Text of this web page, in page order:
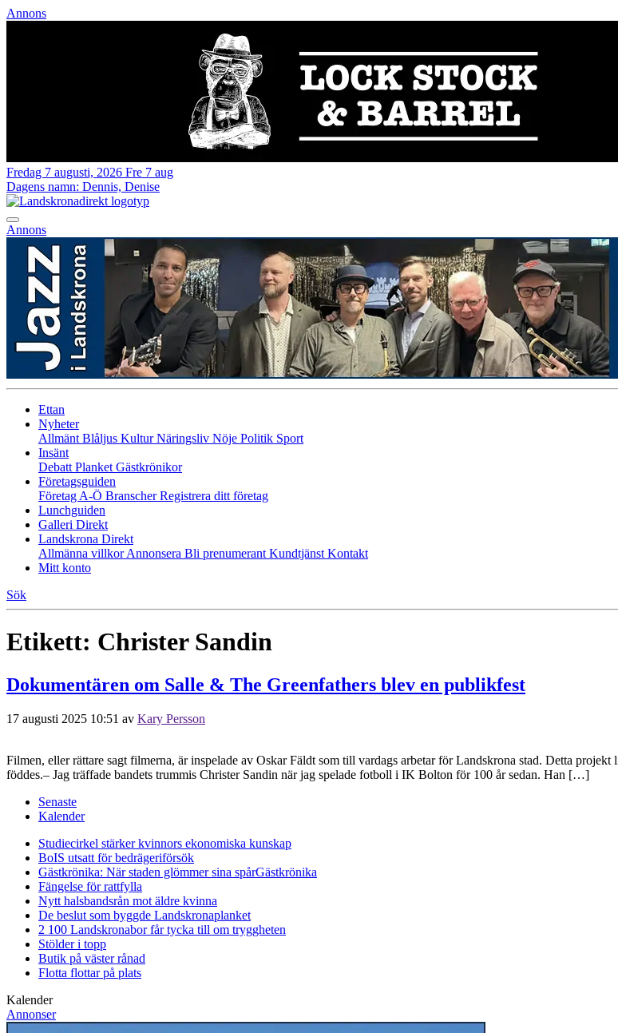
Annons
Fredag 7 augusti, 2026 Fre 7 aug
Dagens namn: Dennis, Denise
Annons
Ettan
Nyheter
Allmänt Blåljus KulturNäringsliv Nöje Politik Sport
Insänt
Debatt Planket Gästkrönikor
Företagsguiden
Företag A-Ö BranscherRegistrera ditt företag
Lunchguiden
Galleri Direkt
Landskrona Direkt
Allmänna villkorAnnonsera Bli prenumerant Kundtjänst Kontakt
Mitt konto
Sök
Etikett: Christer Sandin
Dokumentären om Salle & The Greenfathers blev en publikfest
17 augusti 2025 10:51 av Kary Persson
Filmen, eller rättare sagt filmerna, är inspelade av Oskar Fäldt som till vardags arbetar för Landskrona stad. Detta
föddes.– Jag träffade bandets trummis Christer Sandin när jag spelade fotboll i IK Bolton för 100 år sedan. Han […]
Senaste
Kalender
Studiecirkel stärker kvinnors ekonomiska kunskap
BoIS utsatt för bedrägeriförsök
Gästkrönika: När staden glömmer sina spårGästkrönika
Fängelse för rattfylla
Nytt halsbandsrån mot äldre kvinna
De beslut som byggde Landskronaplanket
2 100 Landskronabor får tycka till om tryggheten
Stölder i topp
Butik på väster rånad
Flotta flottar på plats
Kalender
Annonser